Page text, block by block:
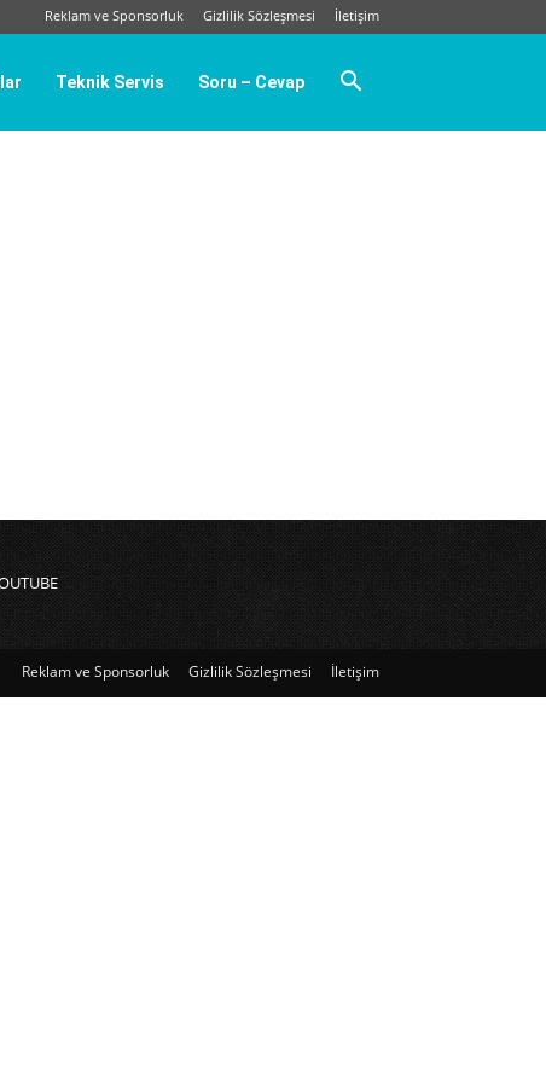
Reklam ve Sponsorluk Gizlilik Sözleşmesi İletişim
Teknik Servis Soru – Cevap
Reklam ve Sponsorluk Gizlilik Sözleşmesi İletişim